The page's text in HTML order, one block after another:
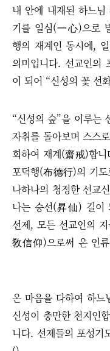
내 안에 내재된 하느
기를 일심(一心)으로
행의 재계인 동시에,
의미입니다. 선교인의
이 되어 “신성의 꽃 선
“신성의 숲”을 이루는
자취를 돌아보며 스스
회하여 재계(齋戒)합
포덕행(布德行)의 기
나하나의 청정한 선교
나는 승선(昇仙) 길이
선제, 모든 선교인의
敎信仰)으로써 온 인
온 마음을 다하여 하느
신성이 충만한 천지인
니다. 선제들의 포성기